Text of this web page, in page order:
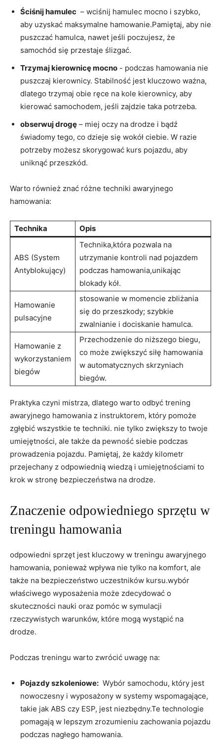
Ściśnij hamulec ⁢ – wciśnij hamulec mocno‌ i szybko,
aby uzyskać ⁢maksymalne hamowanie.Pamiętaj, aby nie‍
puszczać hamulca, nawet⁤ jeśli ‌poczujesz, że
samochód się przestaje ślizgać.
Trzymaj ‍kierownicę mocno -‍ podczas hamowania nie
puszczaj kierownicy. Stabilność jest ‌kluczowo ważna, ​
dlatego trzymaj obie ręce na kole kierownicy, aby
kierować⁤ samochodem, jeśli zajdzie ​taka potrzeba.
obserwuj ⁢drogę – miej oczy na drodze i bądź
świadomy ‍tego, co dzieje się wokół ciebie. W razie
potrzeby możesz skorygować kurs ⁢pojazdu, aby
uniknąć przeszkód.
Warto również znać różne techniki ‍awaryjnego
hamowania:
Technika Opis
ABS⁤ (System
Antyblokujący)
Technika,która⁤ pozwala na
utrzymanie kontroli⁤ nad pojazdem
podczas hamowania,unikając
blokady kół.
Hamowanie
pulsacyjne
stosowanie w ‍momencie zbliżania
się‍ do przeszkody; szybkie
⁣zwalnianie i ⁣dociskanie hamulca.
Hamowanie z
wykorzystaniem‌
biegów
Przechodzenie do niższego⁤ biegu,
⁣co może zwiększyć siłę hamowania
w automatycznych skrzyniach
biegów.
Praktyka czyni​ mistrza, dlatego⁣ warto odbyć trening
⁢awaryjnego hamowania z instruktorem, który pomoże
zgłębić wszystkie⁤ te techniki. nie ⁤tylko zwiększy to twoje
umiejętności, ale ‌także​ da pewność siebie​ podczas
prowadzenia pojazdu. Pamiętaj, że każdy kilometr
przejechany z odpowiednią⁣ wiedzą i umiejętnościami to
krok‍ w stronę ⁢bezpieczeństwa na drodze.
Znaczenie ⁤odpowiedniego⁣ sprzętu w
treningu hamowania
odpowiedni ⁢sprzęt ‌jest kluczowy w treningu awaryjnego
hamowania, ‌ponieważ​ wpływa nie tylko na komfort,​ ale
także na bezpieczeństwo⁢ uczestników ⁣kursu.wybór
właściwego wyposażenia może zdecydować⁢ o
skuteczności nauki oraz pomóc w ‍symulacji
rzeczywistych warunków, które mogą ​wystąpić na
drodze.
Podczas treningu warto zwrócić uwagę na:
Pojazdy szkoleniowe: ‌ Wybór samochodu, ‍który jest
nowoczesny i​ wyposażony w systemy wspomagające,
takie jak ABS‌ czy ESP, jest niezbędny.Te technologie⁢
pomagają w lepszym zrozumieniu zachowania pojazdu
podczas nagłego hamowania.